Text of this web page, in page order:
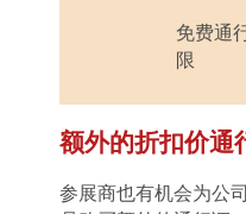
免费通
限
额外的折扣价通
参展商也有机会为公